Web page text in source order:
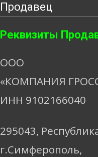
Продавец
Реквизиты
ООО
«КОМПАНИЯ
ИНН 9102166040
295043,
г.Симферополь,